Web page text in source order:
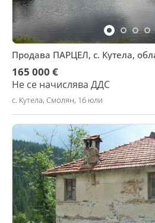
Продава ПАРЦЕЛ, с. Кутела,
165 000 €
Не се начислява ДДС
с. Кутела, Смолян, 16 юли